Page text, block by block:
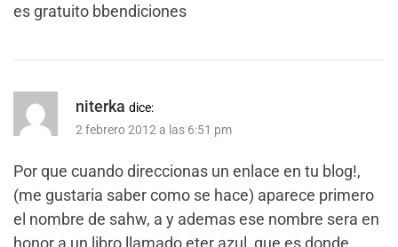
es gratuito bbendiciones
niterka dice:
2 febrero 2012 a las 6:51 pm
Por que cuando direccionas un enlace en tu blog!,
(me gustaria saber como se hace) aparece primero
el nombre de sahw, a y ademas ese nombre sera en